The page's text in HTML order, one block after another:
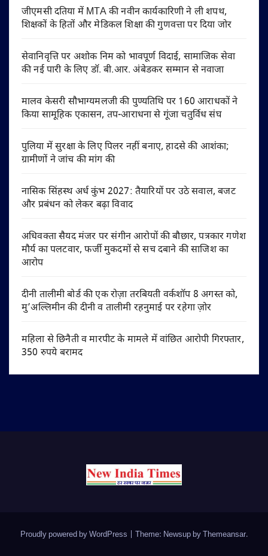
जीएमसी दतिया में MTA की नवीन कार्यकारिणी ने ली शपथ,
शिक्षकों के हितों और मेडिकल शिक्षा की गुणवत्ता पर दिया जोर
सेवानिवृत्ति पर अशोक निम को भावपूर्ण विदाई, सामाजिक सेवा
की नई पारी के लिए डॉ. बी.आर. अंबेडकर सम्मान से नवाजा
मालव केसरी सौभाग्यमलजी की पुण्यतिथि पर 160 आराधकों ने
किया सामूहिक एकासन, तप-आराधना से गूंजा चतुर्विध संघ
पुलिया में सुरक्षा के लिए पिलर नहीं बनाए, हादसे की आशंका;
ग्रामीणों ने जांच की मांग की
नासिक सिंहस्थ अर्ध कुंभ 2027: तैयारियों पर उठे सवाल, बजट
और प्रबंधन को लेकर बढ़ा विवाद
अधिवक्ता सैयद मंजर पर संगीन आरोपों की बौछार, पत्रकार गणेश
मौर्य का पलटवार, फर्जी मुकदमों से सच दबाने की साजिश का
आरोप
दीनी तालीमी बोर्ड की एक रोज़ा तरबियती वर्कशॉप 8 अगस्त को,
मु’अल्लिमीन की दीनी व तालीमी रहनुमाई पर रहेगा ज़ोर
महिला से छिनैती व मारपीट के मामले में वांछित आरोपी गिरफ्तार,
350 रुपये बरामद
Proudly powered by WordPress Theme: Newsup byThemeansar.